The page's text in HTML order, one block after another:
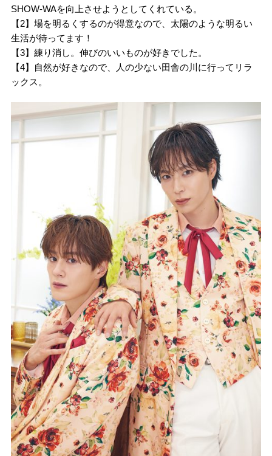
SHOW-WAを向上させようとしてくれている。
【2】場を明るくするのが得意なので、太陽のような明るい
生活が待ってます！
【3】練り消し。伸びのいいものが好きでした。
【4】自然が好きなので、人の少ない田舎の川に行ってリラ
ックス。